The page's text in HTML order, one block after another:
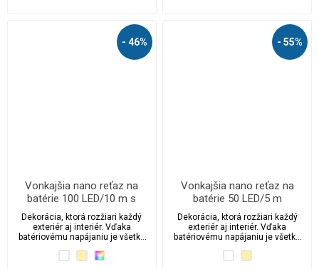
- 46%
Vonkajšia nano reťaz na
batérie 100 LED/10 m s
časovačom
Dekorácia, ktorá rozžiari každý
exteriér aj interiér. Vďaka
batériovému napájaniu je všetko
- 55%
Vonkajšia nano reťaz na
batérie 50 LED/5 m
Dekorácia, ktorá rozžiari každý
exteriér aj interiér. Vďaka
batériovému napájaniu je všetko